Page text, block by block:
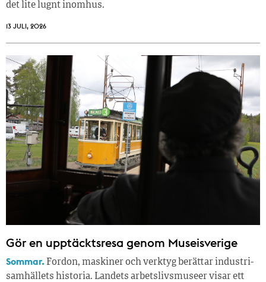
det lite lugnt inomhus.
13 JULI, 2026
Gör en upptäcktsresa genom Museisverige
Sommar. Fordon, maskiner och verktyg berättar industri­
samhällets historia. Landets arbetslivsmuseer visar ett